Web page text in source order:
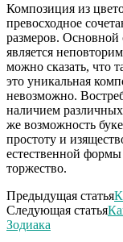
Композиция из
превосходное
размеров. Основной
является
можно сказать, что
это уникальная
невозможно.
наличием
же возможность
простоту и
естественной
торжество.
Предыдущая статья
Следующая статья
Зодиака